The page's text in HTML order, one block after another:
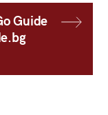
Guide